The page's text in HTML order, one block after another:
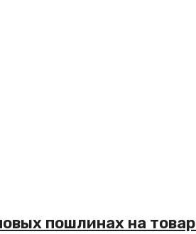
пошлинах на